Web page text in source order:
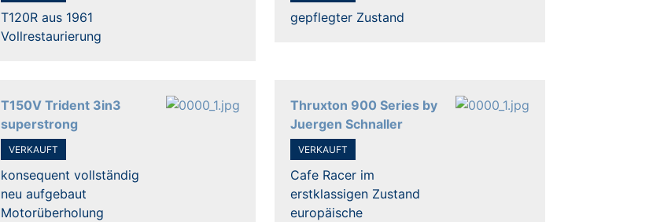
T120R aus 1961
Vollrestaurierung
gepflegter Zustand
T150V Trident 3in3
superstrong
VERKAUFT
konsequent vollständig
neu aufgebaut
Motorüberholung
Thruxton 900 Series by
Juergen Schnaller
VERKAUFT
Cafe Racer im
erstklassigen Zustand
europäische